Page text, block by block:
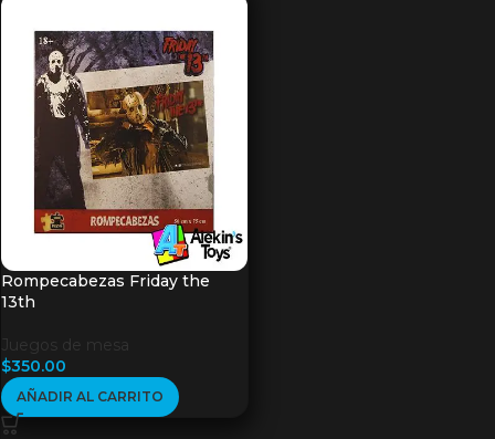
Rompecabezas Friday the
13th
Juegos de mesa
$350.00
AÑADIR AL CARRITO